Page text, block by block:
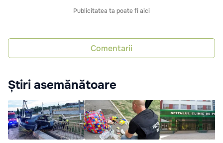
Publicitatea ta poate fi aici
Comentarii
Știri asemănătoare